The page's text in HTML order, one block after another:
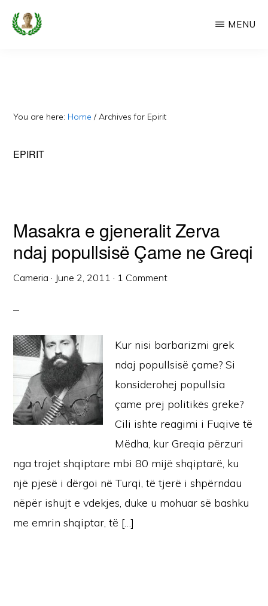
Skip
Faqe
Dedikuar
MENU
You are here: Home / Archives for Epirit
EPIRIT
Masakra e gjeneralit Zerva
ndaj popullsisë Çame ne Greqi
Cameria · June 2, 2011 · 1 Comment
Kur nisi barbarizmi grek
ndaj popullsisë çame? Si
konsiderohej popullsia
çame prej politikës greke?
Cili ishte reagimi i Fuqive të
Mëdha, kur Greqia përzuri
nga trojet shqiptare mbi 80 mijë shqiptarë, ku
një pjesë i dërgoi në Turqi, të tjerë i shpërndau
nëpër ishujt e vdekjes, duke u mohuar së bashku
me emrin shqiptar, të […]